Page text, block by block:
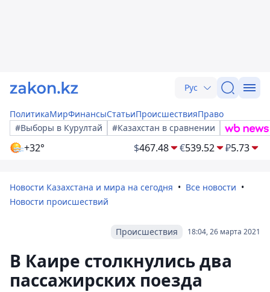
Рус
ПолитикаМирФинансыСтатьиПроисшествияПраво
#Выборы в Курултай
#Казахстан в сравнении
+32° $467.48 €539.52 ₽5.73
Новости Казахстана и мира на сегодня
Все новости
Новости происшествий
18:04, 26 марта 2021
Происшествия
В Каире столкнулись два
пассажирских поезда